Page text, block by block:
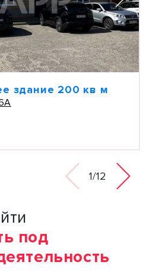
здание 200 кв м
1/12
под